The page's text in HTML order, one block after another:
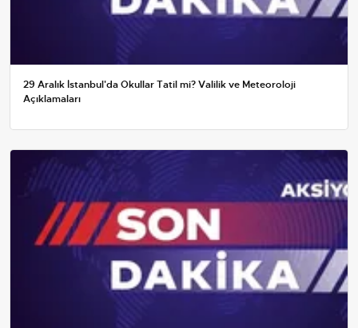
29 Aralık İstanbul'da Okullar Tatil mi? Valilik ve Meteoroloji
Açıklamaları